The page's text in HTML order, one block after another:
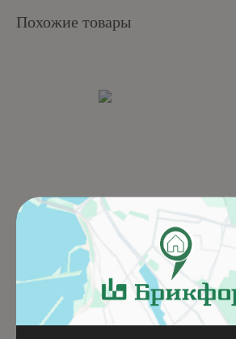
Похожие товары
Фибропанель NATURA
N294 (2500x1250x8)